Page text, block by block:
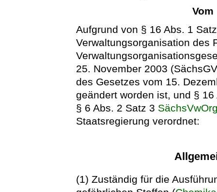
Vom
Aufgrund von § 16 Abs. 1
Verwaltungsorganisation des
25. November 2003
des Gesetzes vom 15.
geändert worden ist, und §
§ 6 Abs. 2 Satz 3
Staatsregierung verordnet:
(1) Zuständig für die